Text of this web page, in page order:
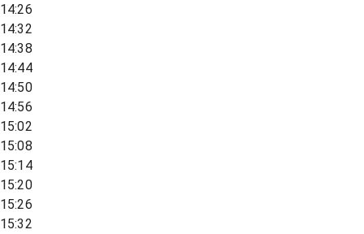
14:26
14:32
14:38
14:44
14:50
14:56
15:02
15:08
15:14
15:20
15:26
15:32